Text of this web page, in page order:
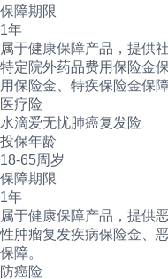
保障期限
1年
属于健康保障产品，提供
特定院外药品费用保险金
用保险金、特疾保险金保障
医疗险
水滴爱无忧肺癌复发险
投保年龄
18-65周岁
保障期限
1年
属于健康保障产品，提供
性肿瘤复发疾病保险金、
保障。
防癌险